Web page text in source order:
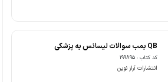
QB بمب سوالات لیسانس به پزشکی
کد کتاب : 199895
انتشارات آراز نوین